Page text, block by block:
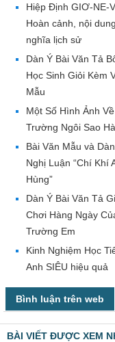
Hiệp Định GIƠ-NE-
Hoàn cảnh, nội
nghĩa lịch sử
Dàn Ý Bài Văn Tả
Học Sinh Giỏi Kèm
Mẫu
Một Số Hình Ảnh Về
Trường Ngôi Sao
Bài Văn Mẫu và
Nghị Luận “Chí Khí
Hùng”
Dàn Ý Bài Văn Tả
Chơi Hàng Ngày
Trường Em
Kinh Nghiệm Học
Anh SIÊU hiệu quả
Bình luận trên web
BÀI VIẾT ĐƯỢC XEM